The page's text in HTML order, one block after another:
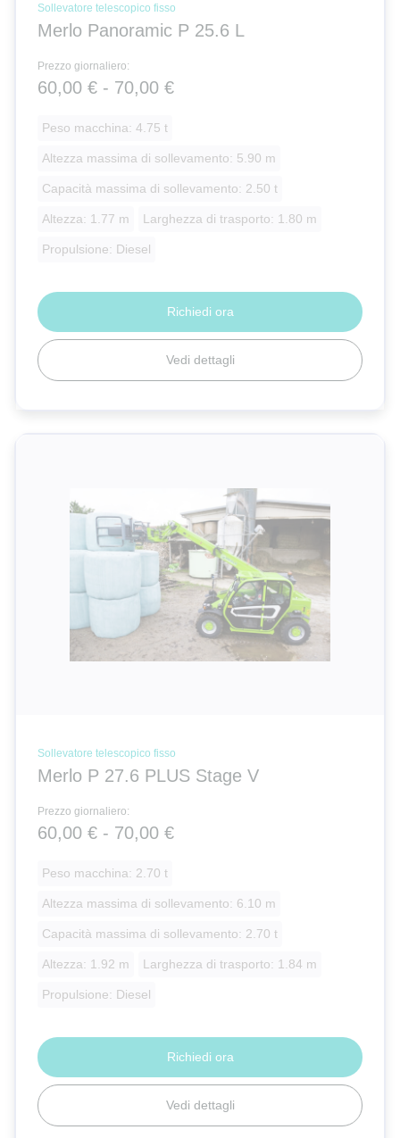
Sollevatore telescopico fisso
Merlo Panoramic P 25.6 L
Prezzo giornaliero:
60,00 € - 70,00 €
Peso macchina: 4.75 t
Altezza massima di sollevamento: 5.90 m
Capacità massima di sollevamento: 2.50 t
Altezza: 1.77 m Larghezza di trasporto: 1.80 m
Propulsione: Diesel
Vedi dettagli
Richiedi ora
Sollevatore telescopico fisso
Merlo P 27.6 PLUS Stage V
Prezzo giornaliero:
60,00 € - 70,00 €
Peso macchina: 2.70 t
Altezza massima di sollevamento: 6.10 m
Capacità massima di sollevamento: 2.70 t
Altezza: 1.92 m Larghezza di trasporto: 1.84 m
Propulsione: Diesel
Vedi dettagli
Richiedi ora